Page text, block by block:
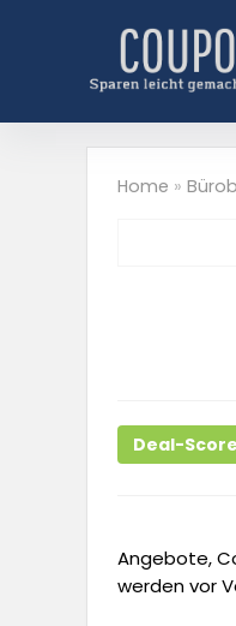
Home »
Deal-Score
Angebote,
werden vor